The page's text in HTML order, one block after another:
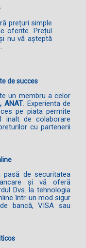
prețuri simple
oferite. Prețul
nu vă așteptă
de succes
un membru a celor
ANAT. Experienta de
pe piata permite
inalt de colaborare
cu partenerii
de securitatea
și vă oferă
Dvs. la tehnologia
într-un mod sigur
bancă, VISA sau